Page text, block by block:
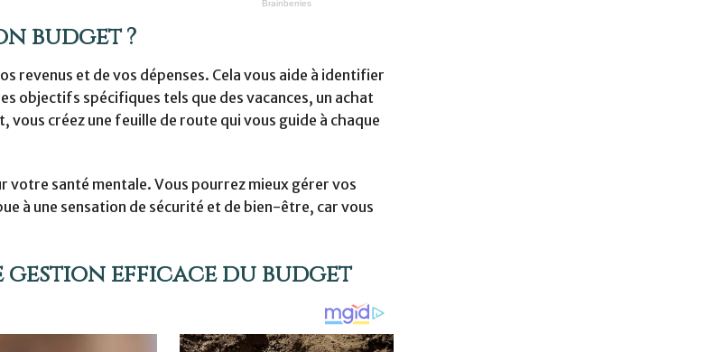
budget ?
revenus et de vos dépenses. Cela vous aide à identifier
objectifs spécifiques tels que des vacances, un achat
créez une feuille de route qui vous guide à chaque
votre santé mentale. Vous pourrez mieux gérer vos
à une sensation de sécurité et de bien-être, car vous
efficace du budget